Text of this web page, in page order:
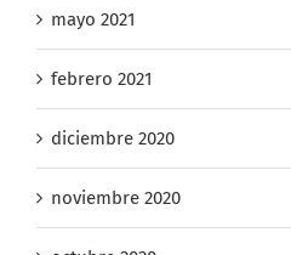
febrero 2021
diciembre 2020
noviembre 2020
octubre 2020